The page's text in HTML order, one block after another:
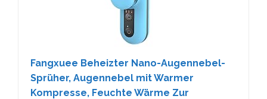
Fangxuee Beheizter Nano-Augennebel-
Sprüher, Augennebel mit Warmer
Kompresse, Feuchte Wärme Zur